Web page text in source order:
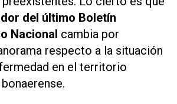
del último Boletín
Nacional cambia por
respecto a la situación
en el territorio